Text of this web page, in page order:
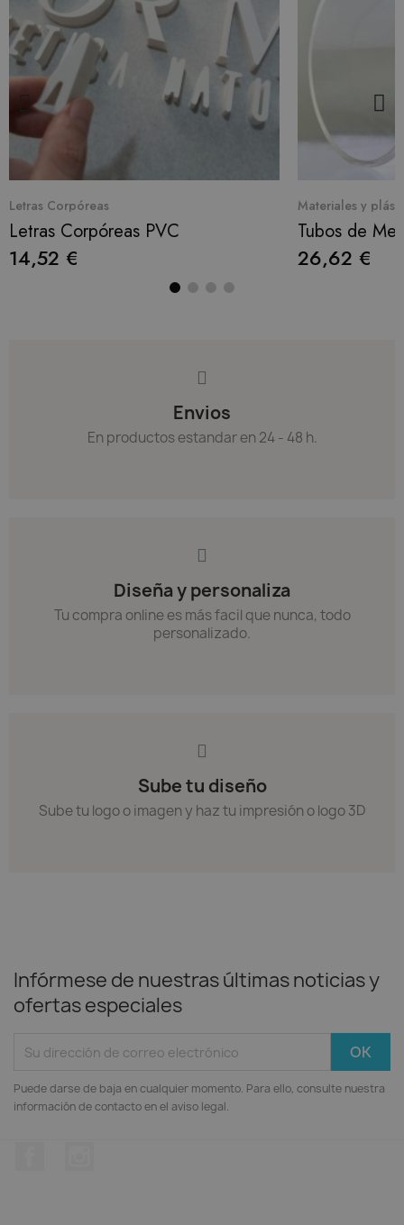
Quick View
Letras Corpóreas
Letras Corpóreas PVC
14,52 €
Materiales y
Tubos de
26,62 €
Envios
En productos estandar en 24 - 48 h.
Diseña y personaliza
Tu compra online es más facil que nunca, todo
personalizado.
Sube tu diseño
Sube tu logo o imagen y haz tu impresión o logo 3D
Infórmese de nuestras últimas noticias y
ofertas especiales
Puede darse de baja en cualquier momento. Para ello, consulte nuestra
información de contacto en el aviso legal.